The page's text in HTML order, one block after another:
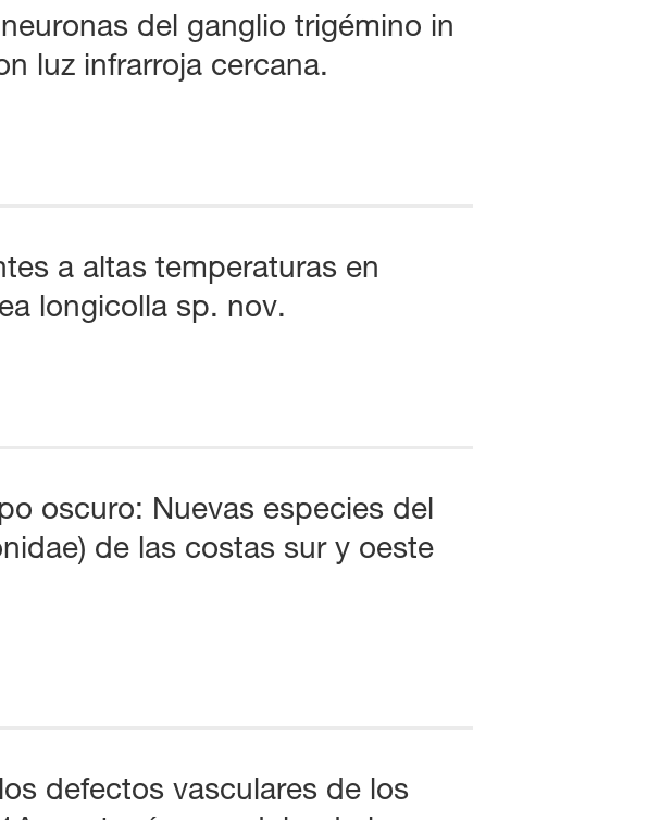
del ganglio trigémino in
luz infrarroja cercana.
a altas temperaturas en
longicolla sp. nov.
oscuro: Nuevas especies del
de las costas sur y oeste
defectos vasculares de los